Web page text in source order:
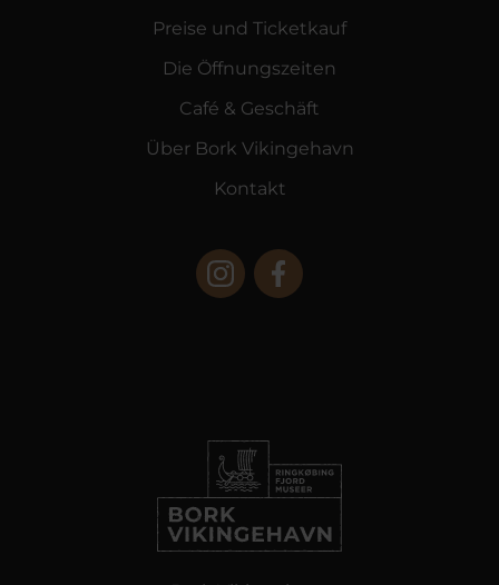
Preise und Ticketkauf
Die Öffnungszeiten
Café & Geschäft
Über Bork Vikingehavn
Kontakt